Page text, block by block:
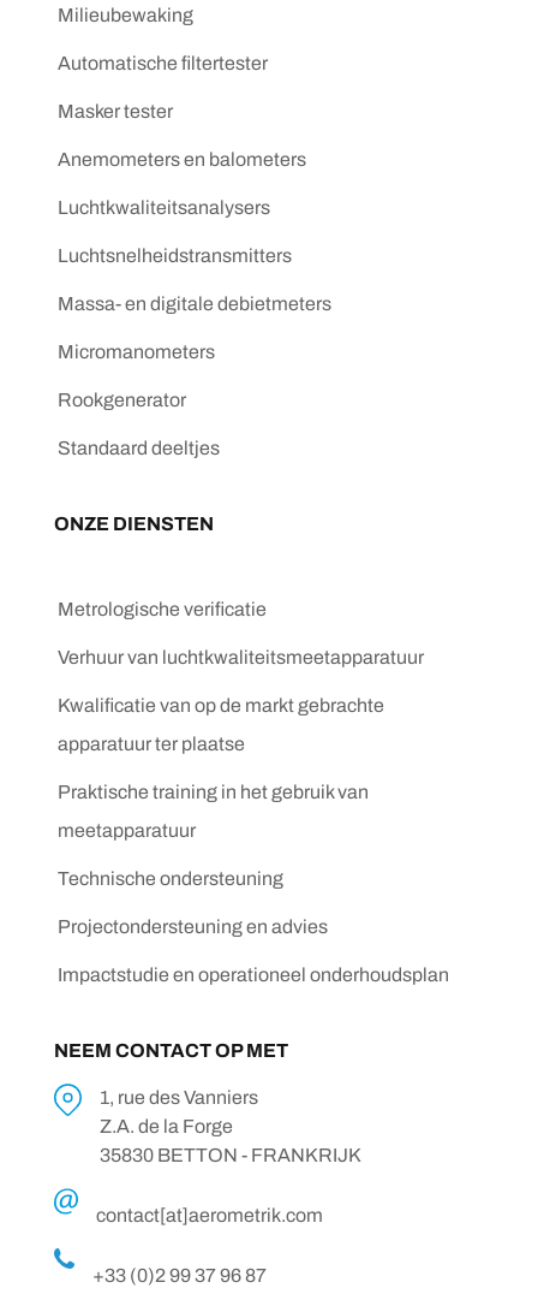
Milieubewaking
Automatische filtertester
Masker tester
Anemometers en balometers
Luchtkwaliteitsanalysers
Luchtsnelheidstransmitters
Massa- en digitale debietmeters
Micromanometers
Rookgenerator
Standaard deeltjes
ONZE DIENSTEN
Metrologische verificatie
Verhuur van luchtkwaliteitsmeetapparatuur
Kwalificatie van op de markt gebrachte
apparatuur ter plaatse
Praktische training in het gebruik van
meetapparatuur
Technische ondersteuning
Projectondersteuning en advies
Impactstudie en operationeel onderhoudsplan
NEEM CONTACT OP MET
1, rue des Vanniers
Z.A. de la Forge
35830 BETTON - FRANKRIJK
contact[at]aerometrik.com
+33 (0)2 99 37 96 87